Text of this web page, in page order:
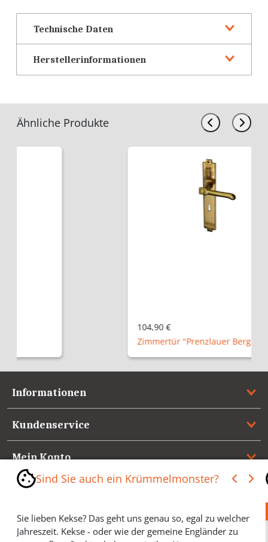
Technische Daten
Herstellerinformationen
Ähnliche Produkte
Zimmertür "Prenzlauer Berg P"
Informationen
Kundenservice
Mein Konto
Referenzen
Medienspiegel & Presseinformationen
Sind Sie auch ein Krümmelmonster?
Sie lieben Kekse? Das geht uns genau so, egal zu welcher
Jahreszeit. Kekse - oder wie der gemeine Engländer zu